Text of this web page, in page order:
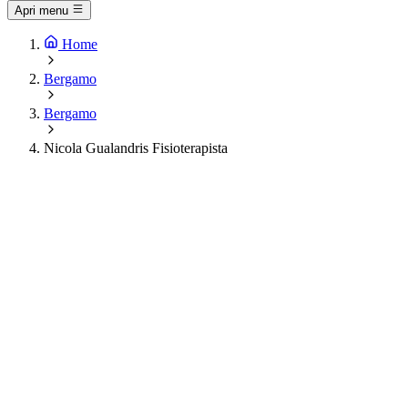
Apri menu
Home
Bergamo
Bergamo
Nicola Gualandris Fisioterapista